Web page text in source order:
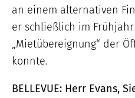
an einem alternativen
er schließlich im Frühjahr
„Mietübereignung“ der
konnte.
BELLEVUE: Herr Evans,